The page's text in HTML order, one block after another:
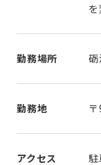
勤務場所 砺
勤務地
アクセス 駐